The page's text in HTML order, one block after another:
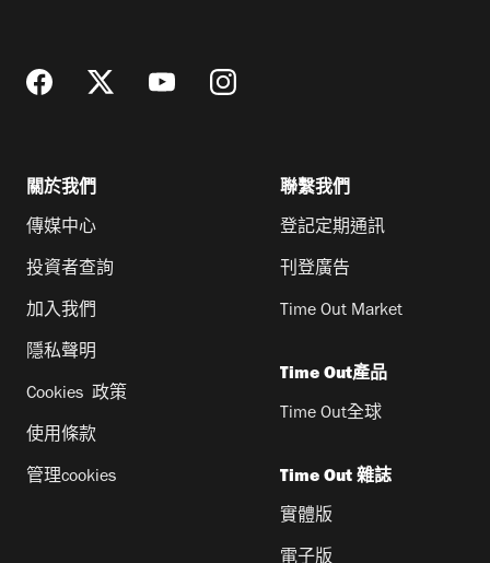
關於我們
傳媒中心
投資者查詢
加入我們
隱私聲明
Cookies 政策
使用條款
管理cookies
聯繫我們
登記定期通訊
刊登廣告
Time Out Market
Time Out產品
Time Out全球
Time Out 雜誌
實體版
電子版